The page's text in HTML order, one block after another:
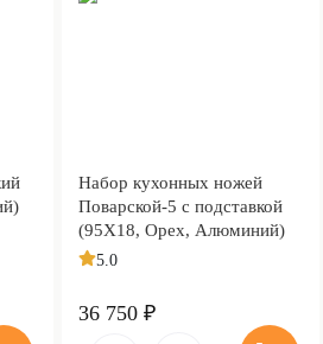
Набор кухонных ножей
Поварской-5 с подставкой
(95Х18, Орех, Алюминий)
5.0
36 750 ₽